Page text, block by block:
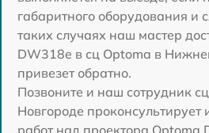
габаритного оборудования и
таких случаях наш мастер
DW318e в сц Optoma в
привезет обратно.
Позвоните и наш сотрудник
Новгороде проконсультирует
работ над проектора Optoma